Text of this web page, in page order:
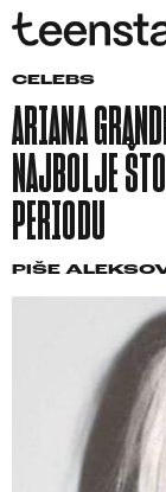
CELEBS
ARIANA
NAJBOLJE
PERIODU
PIŠE